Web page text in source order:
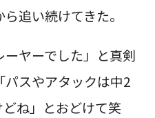
追い続けてきた。
ーヤーでした」と真剣
スやアタックは中2
ね」とおどけて笑